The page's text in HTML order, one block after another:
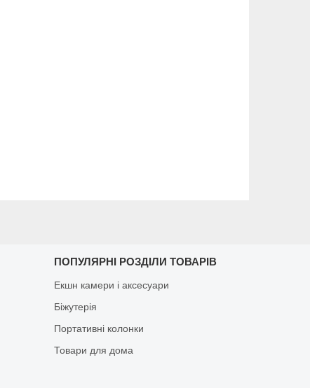
ПОПУЛЯРНІ РОЗДІЛИ ТОВАРІВ
Екшн камери і аксесуари
Біжутерія
Портативні колонки
Товари для дома